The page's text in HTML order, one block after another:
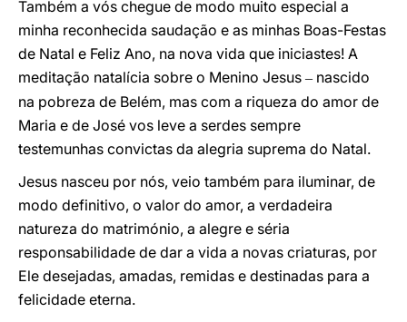
Também a vós chegue de modo muito especial a
minha reconhecida saudação e as minhas Boas-Festas
de Natal e Feliz Ano, na nova vida que iniciastes! A
meditação natalícia sobre o Menino Jesus – nascido
na pobreza de Belém, mas com a riqueza do amor de
Maria e de José vos leve a serdes sempre
testemunhas convictas da alegria suprema do Natal.
Jesus nasceu por nós, veio também para iluminar, de
modo definitivo, o valor do amor, a verdadeira
natureza do matrimónio, a alegre e séria
responsabilidade de dar a vida a novas criaturas, por
Ele desejadas, amadas, remidas e destinadas para a
felicidade eterna.